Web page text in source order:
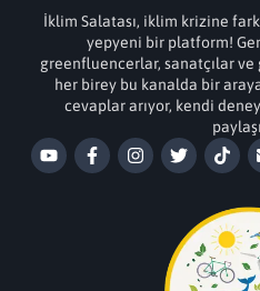
İklim Salatası, iklim krizine
yepyeni bir platform!
greenfluencerlar, sanatçılar
her birey bu kanalda bir
cevaplar arıyor, kendi